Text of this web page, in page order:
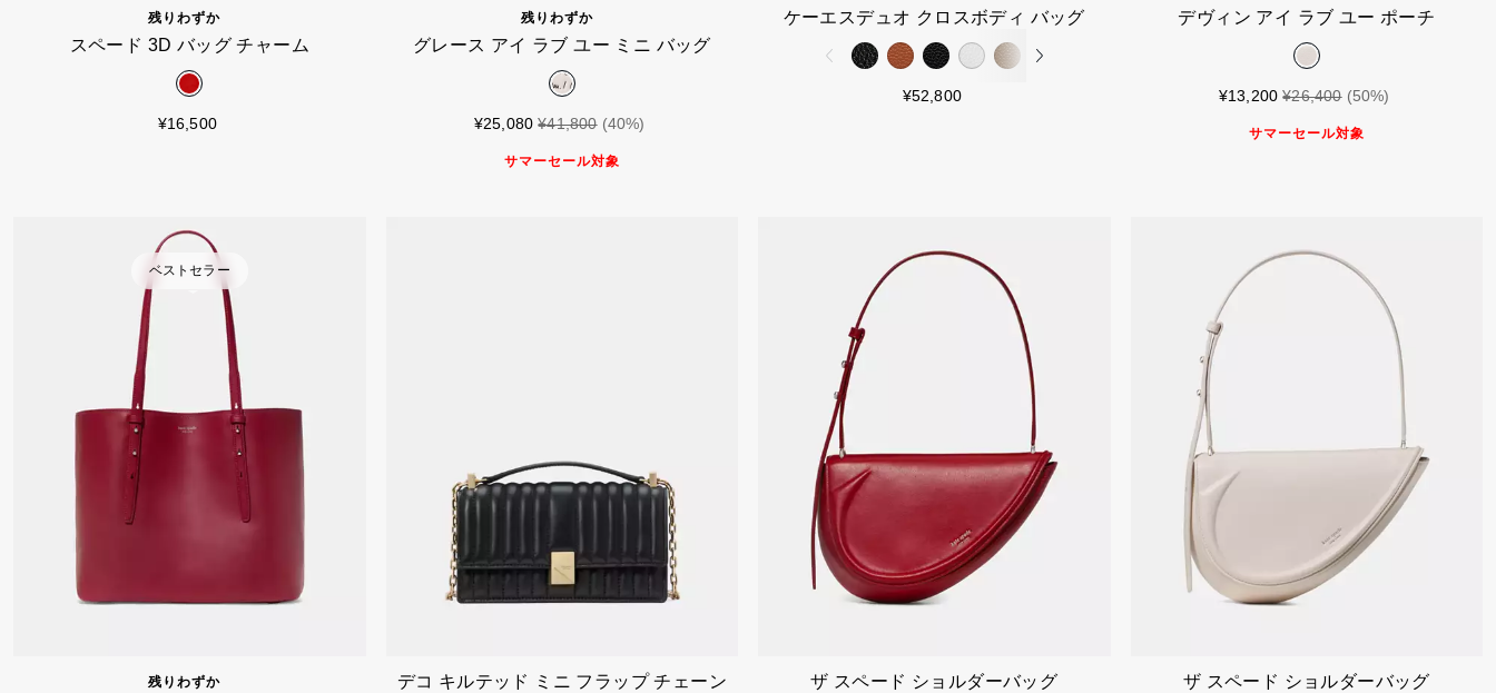
カートに入れる
残りわずか
スペード 3D バッグ チャーム
¥16,500
カートに入れる
残りわずか
グレース アイ ラブ ユー ミニ バッグ
¥25,080 ¥41,800 (40%)
サマーセール対象
カートに入れる
ケーエスデュオ クロスボディ バッグ
¥52,800
カートに入れる
デヴィン アイ ラブ ユー ポーチ
¥13,200 ¥26,400 (50%)
サマーセール対象
ベストセラー
カートに入れる
残りわずか カートに入れる
デコ キルテッド ミニ フラップ チェーン
カートに入れる
ザ スペード ショルダーバッグ カートに入れる
ザ スペード ショルダーバッグ